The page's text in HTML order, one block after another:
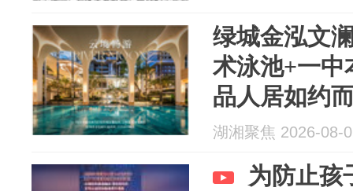
绿城金泓文
术泳池+一中
品人居如约
湖湘聚焦 2026-08-
为防止孩